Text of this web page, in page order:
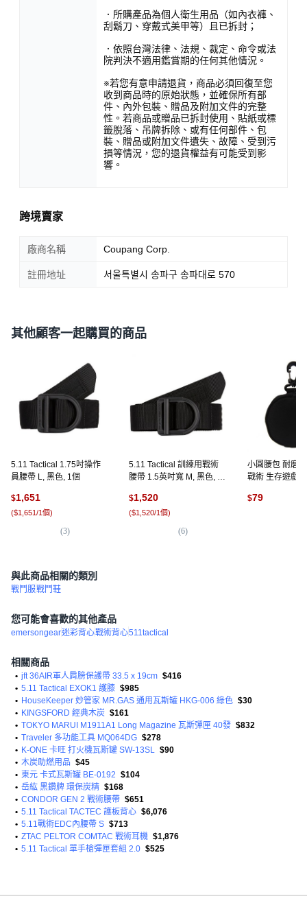
．所購產品為個人衛生用品（如內衣褲、
刮鬍刀、穿戴式美甲等）且已拆封；
．依照台灣法律、法規、裁定、命令或法
院判決不適用鑑賞期的任何其他情況。
※若您有意申請退貨，商品必須回復至您
收到商品時的原始狀態，並確保所有部
件、內外包裝、贈品及附加文件的完整
性。若商品或贈品已拆封使用、貼紙或標
籤脫落、吊牌拆除、或有任何部件、包
裝、贈品或附加文件遺失、故障、受到污
損等情況，您的退貨權益有可能受到影
響。
跨境賣家
廠商名稱 Coupang Corp.
註冊地址 서울특별시 송파구 송파대로 570
其他顧客一起購買的商品
5.11 Tactical 1.75吋操作
員腰帶 L, 黑色, 1個
$1,651
($1,651/1個)
(3)
5.11 Tactical 訓練用戰術
腰帶 1.5英吋寬 M, 黑色, 1
$1,520
($1,520/1個)
(6)
小圓腰包 耐磨
戰術 生存遊戲,
$79
與此商品相關的類別
戰鬥服戰鬥鞋
您可能會喜歡的其他產品
emersongear迷彩背心戰術背心511tactical
相關商品
• jft 36AIR軍人肩膀保護帶 33.5 x 19cm $416
• 5.11 Tactical EXOK1 護膝 $985
• HouseKeeper 妙管家 MR.GAS 通用瓦斯罐 HKG-006 綠色 $30
• KINGSFORD 經典木炭 $161
• TOKYO MARUI M1911A1 Long Magazine 瓦斯彈匣 40發 $832
• Traveler 多功能工具 MQ064DG $278
• K-ONE 卡旺 打火機瓦斯罐 SW-13SL $90
• 木炭助燃用品 $45
• 東元 卡式瓦斯罐 BE-0192 $104
• 岳紘 黑鑽牌 環保炭精 $168
• CONDOR GEN 2 戰術腰帶 $651
• 5.11 Tactical TACTEC 護板背心 $6,076
• 5.11戰術EDC內腰帶 S $713
• ZTAC PELTOR COMTAC 戰術耳機 $1,876
• 5.11 Tactical 單手槍彈匣套組 2.0 $525